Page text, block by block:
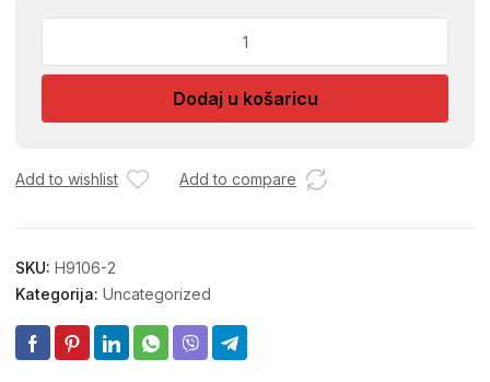
3/4
Dodaj u košaricu
Add to wishlist Add to compare
SKU: H9106-2
Kategorija: Uncategorized